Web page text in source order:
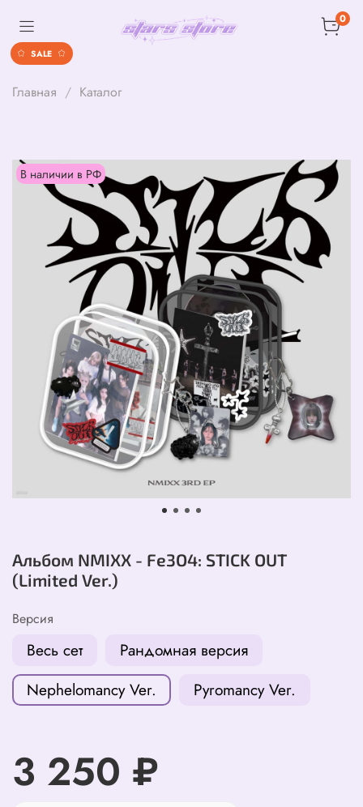
0
Главная Каталог
В наличии в РФ
Альбом NMIXX - Fe3O4: STICK OUT
(Limited Ver.)
Версия
Весь сет
Рандомная версия
Nephelomancy Ver.
Pyromancy Ver.
3 250 ₽